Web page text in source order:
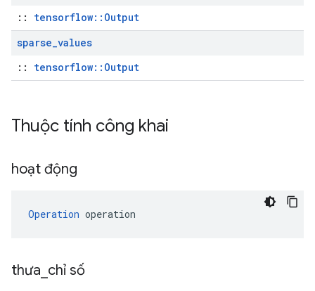
:: tensorflow::Output
sparse_values
:: tensorflow::Output
Thuộc tính công khai
hoạt động
Operation operation
thưa chỉ số